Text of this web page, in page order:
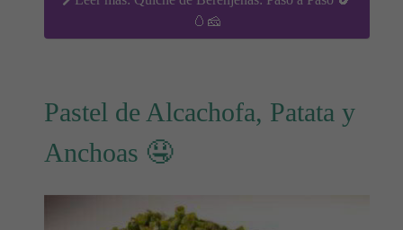
🥚🧀
Pastel de Alcachofa, Patata y
Anchoas 🤤